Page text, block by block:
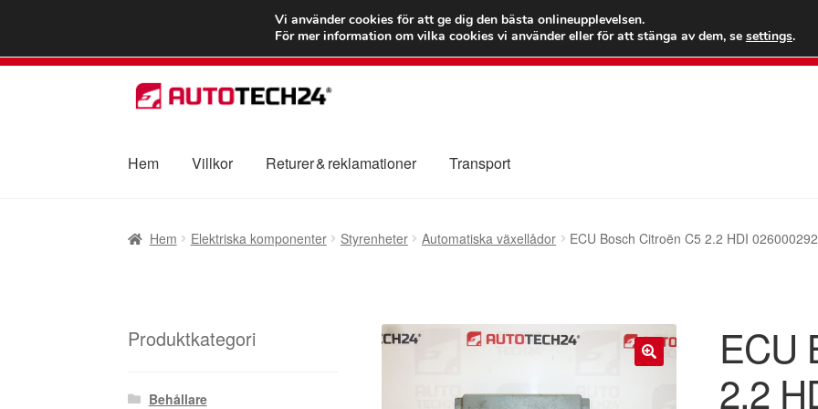
FRAKT från 75 kr
Ring
Hoppa
till
Hoppa
till
Hem Villkor Returer & reklamationer Transport
Hem Elektriska komponenter Styrenheter Automatiska växellådor ECU Bosch Citroën C5 2.2 HDI
ECU
2.2
Produktkategori
Behållare
Vi använder cookies för att ge dig den bästa onlineupplevelsen.
För mer information om vilka cookies vi använder eller för att stänga av dem, se settings.